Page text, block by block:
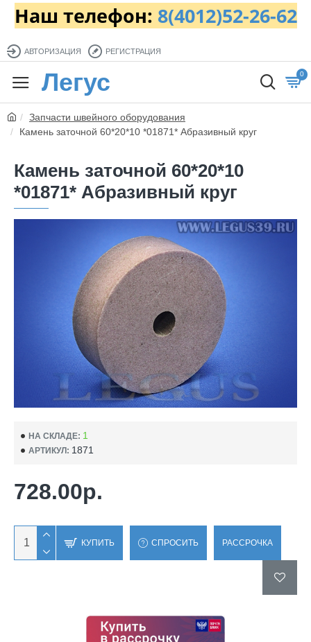
Наш телефон: 8(4012)52-26-62
АВТОРИЗАЦИЯ РЕГИСТРАЦИЯ
Легус 0
Запчасти швейного оборудования
Камень заточной 60*20*10 *01871* Абразивный круг
Камень заточной 60*20*10
*01871* Абразивный круг
НА СКЛАДЕ: 1
АРТИКУЛ: 1871
728.00р.
КУПИТЬ СПРОСИТЬ РАССРОЧКА